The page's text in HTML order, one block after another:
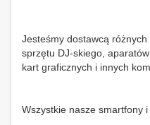
Jesteśmy dostawcą
sprzętu DJ-skiego,
kart graficznych i innych
Wszystkie nasze smartfony